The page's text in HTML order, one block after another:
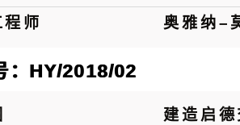
师
奥雅纳–
：HY/2018/02
建造启